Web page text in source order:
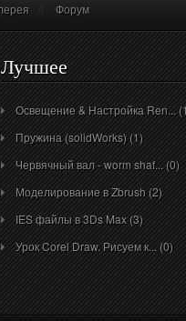
Форум
Лучшее
Освещение & Настройка Ren...
Пружина (solidWorks) (1)
Червячный вал - worm shaf... (0)
Моделирование в Zbrush (2)
IES файлы в 3Ds Max (3)
Урок Corel Draw. Рисуем к... (0)